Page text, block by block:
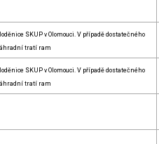
SKUP v Olomouci. V případě dostatečného
tratí ram
SKUP v Olomouci. V případě dostatečného
tratí ram